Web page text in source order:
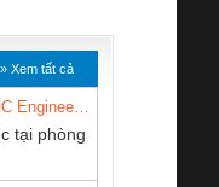
» Xem tất cả
Tuyển gấp nhân viên Kỹ Thuật - Cty SMC Engineering
tại phòng